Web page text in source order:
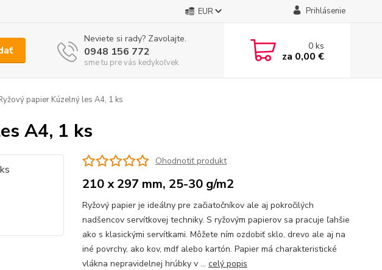
EUR Prihlásenie
Neviete si rady? Zavolajte.
0948 156 772
sme tu pre vás kedykoľvek
0ks
za 0,00 €
papier Kúzelný les A4, 1 ks
A4, 1 ks
Ohodnotiť produkt
210 x 297 mm, 25-30 g/m2
Ryžový papier je ideálny pre začiatočníkov ale aj pokročilých
nadšencov servítkovej techniky. S ryžovým papierov sa pracuje ľahšie
ako s klasickými servítkami. Môžete ním ozdobiť sklo, drevo ale aj na
iné povrchy, ako kov, mdf alebo kartón. Papier má charakteristické
vlákna nepravidelnej hrúbky v ... celý popis